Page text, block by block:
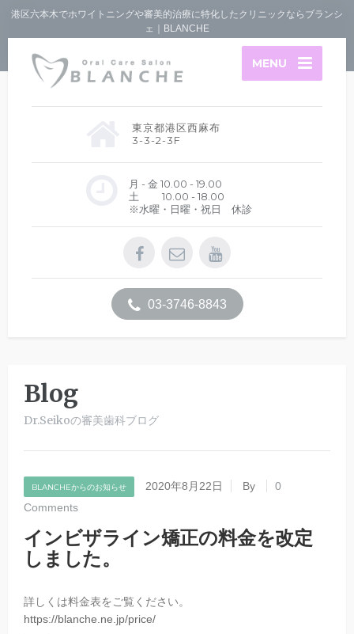
港区六本木でホワイトニングや審美的治療に特化したクリニックならブランシ
ェ｜BLANCHE
MENU
東京都港区西麻布
3-3-2-3F
月 - 金 10.00 - 19.00
土 10.00 - 18.00
※水曜・日曜・祝日 休診
03-3746-8843
Blog
Dr.Seikoの審美歯科ブログ
BLANCHEからのお知らせ 2020年8月22日 By
0
Comments
インビザライン矯正の料金を改定
しました。
詳しくは料金表をご覧ください。
https://blanche.ne.jp/price/